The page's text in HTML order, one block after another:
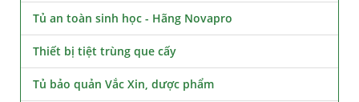
Tủ an toàn sinh học - Hãng Novapro
Thiết bị tiệt trùng que cấy
Tủ bảo quản Vắc Xin, dược phẩm